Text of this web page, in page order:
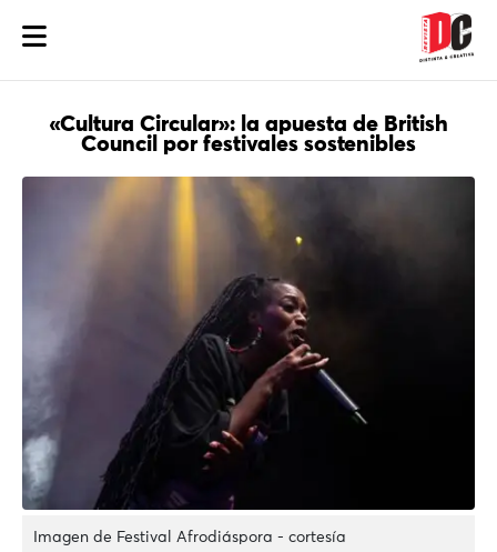
«Cultura Circular»: la apuesta de British
Council por festivales sostenibles
Imagen de Festival Afrodiáspora - cortesía